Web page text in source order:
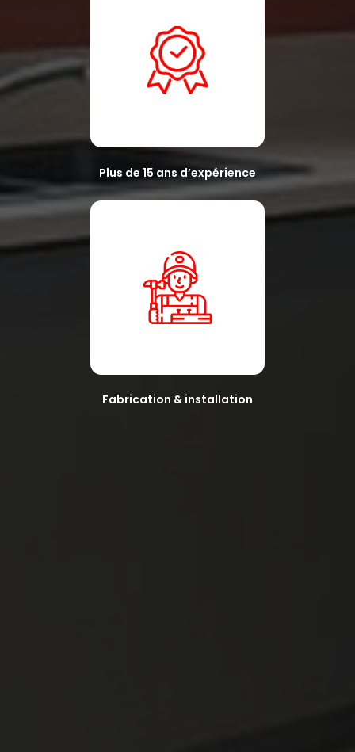
Plus de 15 ans d’expérience
Fabrication & installation